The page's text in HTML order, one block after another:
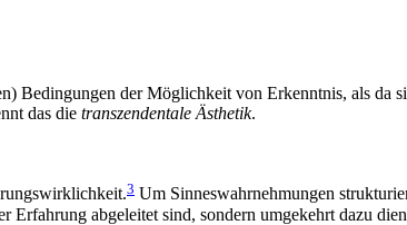
Bedingungen der Möglichkeit von Erkenntnis, als da
das die transzendentale Ästhetik.
3 Um Sinneswahrnehmungen
abgeleitet sind, sondern umgekehrt dazu